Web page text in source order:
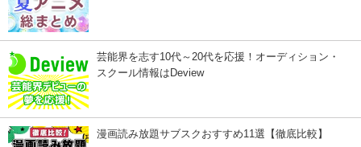
芸能界を志す10代～20代を応援！オーディション・
スクール情報はDeview
漫画読み放題サブスクおすすめ11選【徹底比較】